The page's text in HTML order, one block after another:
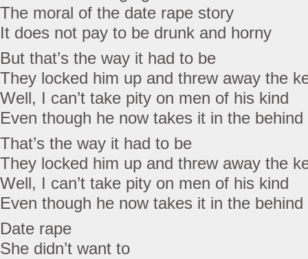
The moral of the date rape story
It does not pay to be drunk and horny
But that’s the way it had to be
They locked him up and threw away the
Well, I can’t take pity on men of his kind
Even though he now takes it in the behind
That’s the way it had to be
They locked him up and threw away the
Well, I can’t take pity on men of his kind
Even though he now takes it in the behind
Date rape
She didn’t want to